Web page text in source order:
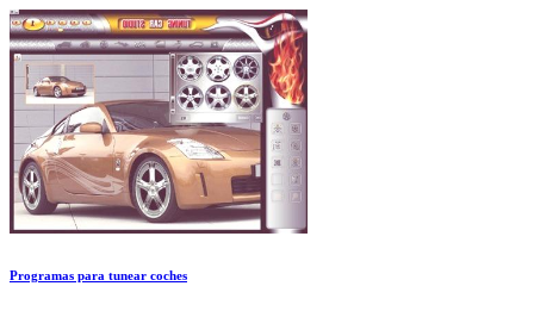
Programas para tunear coches